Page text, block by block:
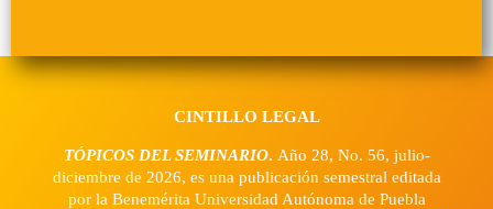
CINTILLO LEGAL
TÓPICOS DEL SEMINARIO. Año 28, No. 56, julio-
diciembre de 2026, es una publicación semestral editada
por la Benemérita Universidad Autónoma de Puebla